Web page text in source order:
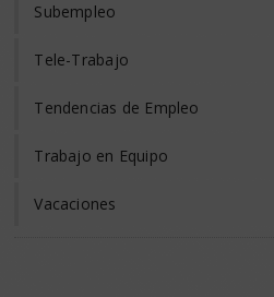
Subempleo
Tele-Trabajo
Tendencias de Empleo
Trabajo en Equipo
Vacaciones